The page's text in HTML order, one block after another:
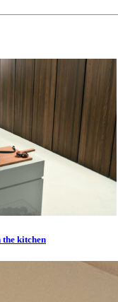
kitchen